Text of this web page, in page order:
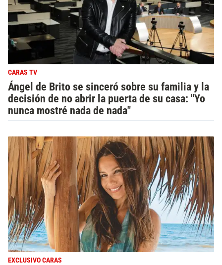
CARAS TV
Ángel de Brito se sinceró sobre su familia y la
decisión de no abrir la puerta de su casa: "Yo
nunca mostré nada de nada"
EXCLUSIVO CARAS